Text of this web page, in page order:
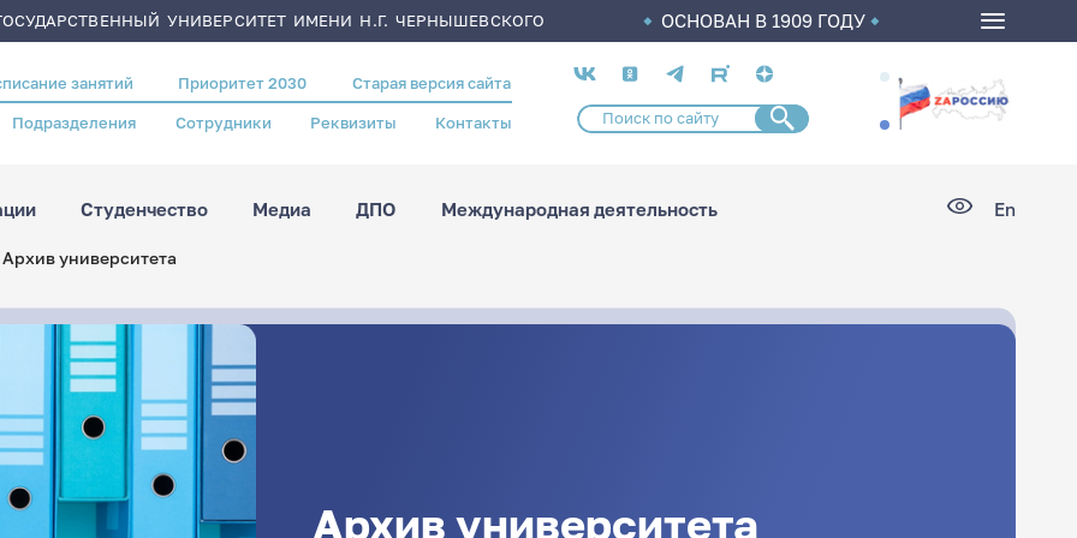
УНИВЕРСИТЕТ ИМЕНИ Н.Г. ЧЕРНЫШЕВСКОГО ОСНОВАН В 1909 ГОДУ
занятий Приоритет 2030 Старая версия сайта
Подразделения Сотрудники Реквизиты Контакты
Социальные
сети
Студенчество Медиа ДПО Международная деятельность En
Архив университета
Архив университета